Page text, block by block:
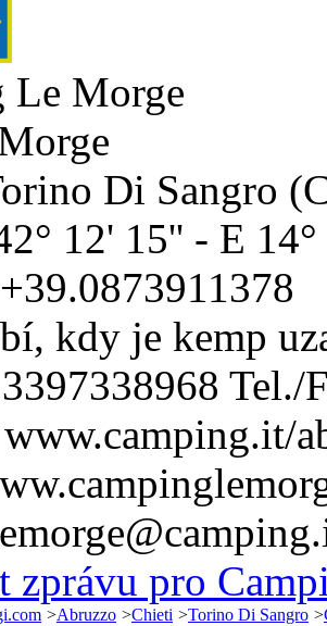
Le Morge
Di Sangro (
12' 15'' - E
+39.0873911378
kdy je kemp
Tel./
www.camping.it/
zprávu pro
>Abruzzo >Chieti >Torino Di Sangro >